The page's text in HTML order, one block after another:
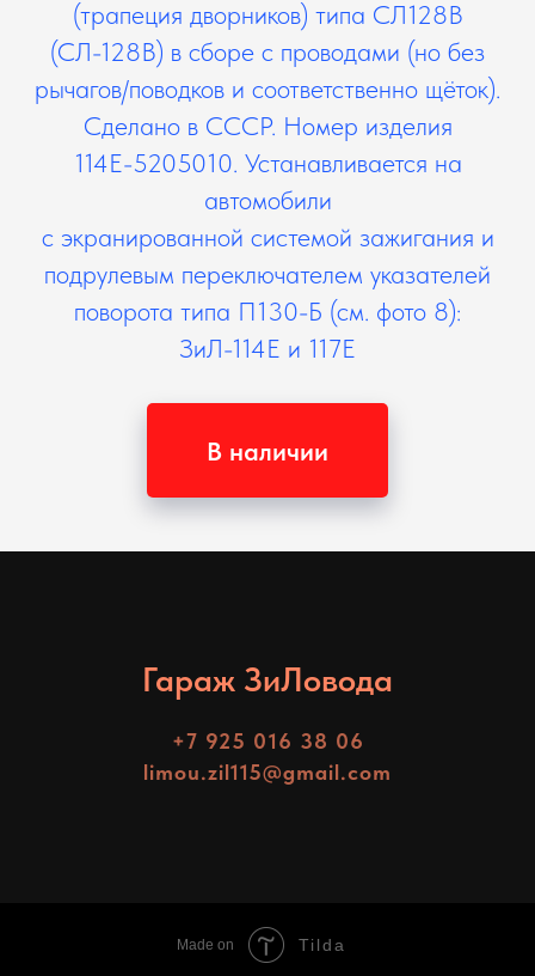
(трапеция дворников) типа СЛ128В
(СЛ-128В) в сборе с проводами (но без
рычагов/поводков и соответственно щёток).
Сделано в СССР. Номер изделия
114Е-5205010. Устанавливается на
автомобили
с экранированной системой зажигания и
подрулевым переключателем указателей
поворота типа П130-Б (см. фото 8):
ЗиЛ-114Е и 117Е
В наличии
Гараж ЗиЛовода
+7 925 016 38 06
limou.zil115@gmail.com
Made on Tilda